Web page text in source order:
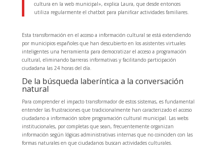
cultura en la web municipal», explica Laura, que desde entonces
utiliza regularmente el chatbot para planificar actividades familiares.
Esta transformación en el acceso a información cultural se está extendiendo
por municipios españoles que han descubierto en los asistentes virtuales
inteligentes una herramienta para democratizar el acceso a programación
cultural, eliminando barreras informativas y facilitando participación
ciudadana las 24 horas del día.
De la búsqueda laberíntica a la conversación
natural
Para comprender el impacto transformador de estos sistemas, es fundamental
entender las frustraciones que tradicionalmente han caracterizado el acceso
ciudadano a información sobre programación cultural municipal. Las webs
institucionales, por completas que sean, frecuentemente organizan
información según lógicas administrativas internas que no coinciden con las
formas naturales en que ciudadanos buscan actividades culturales.